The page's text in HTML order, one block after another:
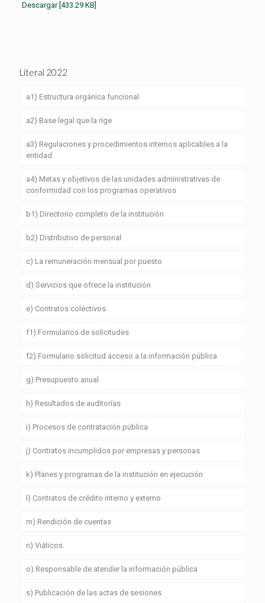
Descargar [433.29 KB]
Literal 2022
a1) Estructura orgánica funcional
a2) Base legal que la rige
a3) Regulaciones y procedimientos internos aplicables a la
entidad
a4) Metas y objetivos de las unidades administrativas de
conformidad con los programas operativos
b1) Directorio completo de la institución
b2) Distributivo de personal
c) La remuneración mensual por puesto
d) Servicios que ofrece la institución
e) Contratos colectivos
f1) Formularios de solicitudes
f2) Formulario solicitud acceso a la información pública
g) Presupuesto anual
h) Resultados de auditorías
i) Procesos de contratación pública
j) Contratos incumplidos por empresas y personas
k) Planes y programas de la institución en ejecución
l) Contratos de crédito interno y externo
m) Rendición de cuentas
n) Viáticos
o) Responsable de atender la información pública
s) Publicación de las actas de sesiones